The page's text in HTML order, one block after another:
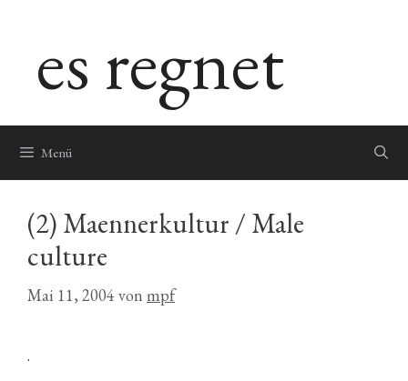
springenes regnet
Menü
(2) Maennerkultur / Male
culture
Mai 11, 2004 von mpf
.